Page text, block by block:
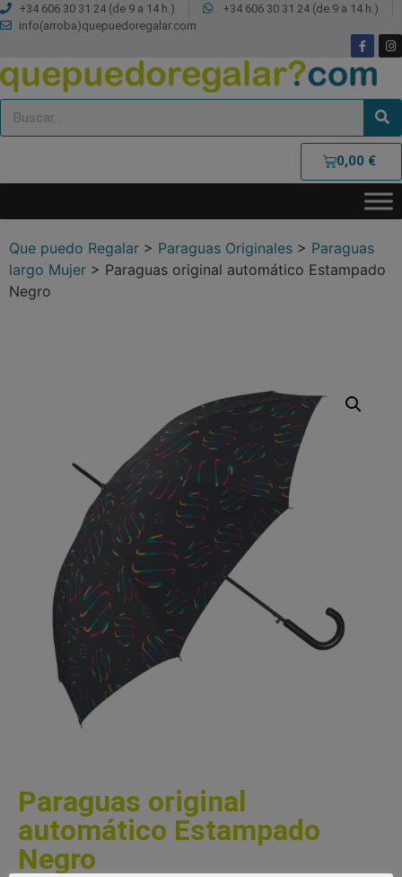
+34 606 30 31 24 (de 9 a 14 h.)
+34 606 30 31 24 (de 9 a 14 h.)
info(arroba)quepuedoregalar.com
0,00 €
Que puedo Regalar > Paraguas Originales > Paraguas
largo Mujer > Paraguas original automático Estampado
Negro
Paraguas original
automático Estampado
Negro